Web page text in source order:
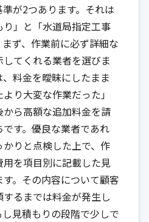
が2つあります。それは
り」と「水道局指定工事
ず、作業前に必ず詳細な
てくれる業者を選びま
料金を曖昧にしたまま
り大変な作業だった」
ら高額な追加料金を請
す。優良な業者であれ
りと点検した上で、作
を項目別に記載した見
。その内容について顧客
るまでは料金が発生し
見積もりの段階で少しで